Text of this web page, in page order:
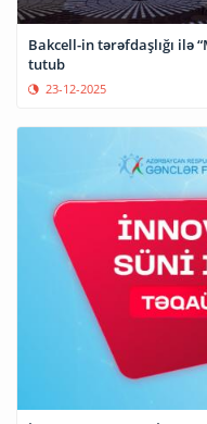
Bakcell-in tərəfdaşlığı ilə
tutub
23-12-2025